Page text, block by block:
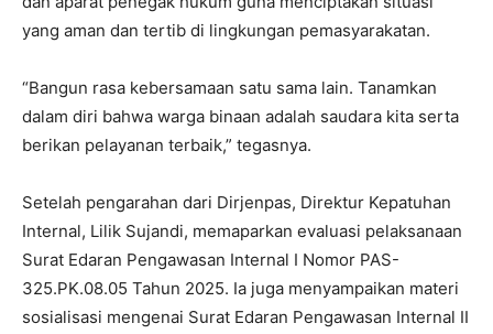
yang aman dan tertib di lingkungan pemasyarakatan.
“Bangun rasa kebersamaan satu sama lain. Tanamkan
dalam diri bahwa warga binaan adalah saudara kita serta
berikan pelayanan terbaik,” tegasnya.
Setelah pengarahan dari Dirjenpas, Direktur Kepatuhan
Internal, Lilik Sujandi, memaparkan evaluasi pelaksanaan
Surat Edaran Pengawasan Internal I Nomor PAS-
325.PK.08.05 Tahun 2025. Ia juga menyampaikan materi
sosialisasi mengenai Surat Edaran Pengawasan Internal II